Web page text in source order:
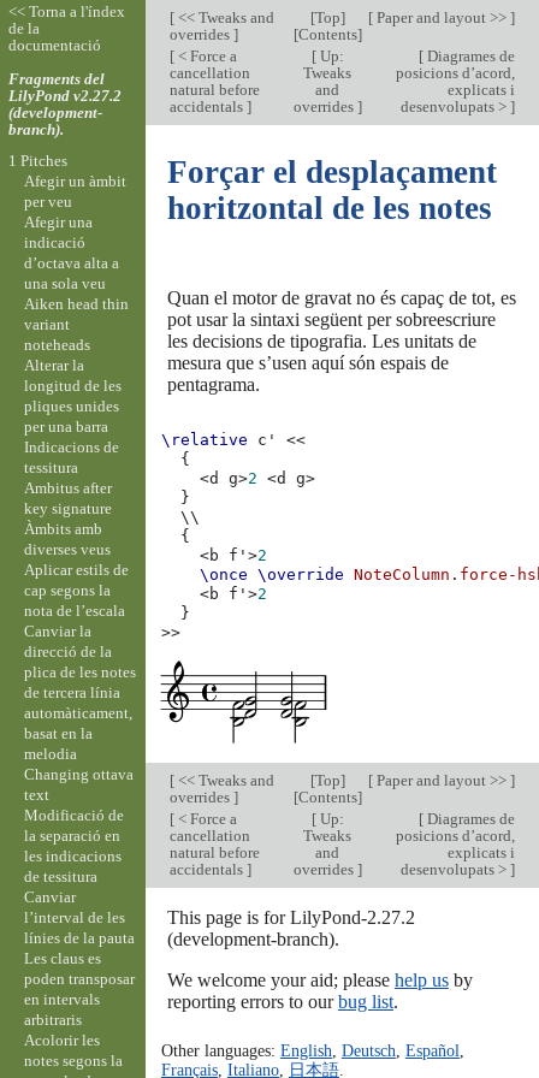
[<< Tweaks and
overrides ]
[Top]
[Contents]
[Paper and layout >> ]
[< Force a
cancellation
natural before
accidentals ]
[Up:
Tweaks
and
overrides ]
[Diagrames de
posicions d’acord,
explicats i
desenvolupats > ]
Forçar el desplaçament
horitzontal de les notes
Quan el motor de gravat no és capaç de tot, es
pot usar la sintaxi següent per sobreescriure
les decisions de tipografia. Les unitats de
mesura que s’usen aquí són espais de
pentagrama.
\relative c'
<<
{
<d g>2 <d g>
}
\\
{
<b f'>2
\once
\override NoteColumn . force-
<b f'>2
}
>>
[<< Tweaks and
overrides ]
[Top]
[Contents]
[Paper and layout >> ]
[< Force a
cancellation
natural before
accidentals ]
[Up:
Tweaks
and
overrides ]
[Diagrames de
posicions d’acord,
explicats i
desenvolupats > ]
This page is for LilyPond-2.27.2
(development-branch).
We welcome your aid; please help usby
reporting errors to ourbug list.
Other languages: English Deutsch Español
Français, Italiano, 日本語.
<< Torna a l'índex
de la
documentació
Fragments del
LilyPond v2.27.2
(development-
branch).
1 Pitches
Afegir un àmbit
per veu
Afegir una
indicació
d’octava alta a
una sola veu
Aiken head thin
variant
noteheads
Alterar la
longitud de les
pliques unides
per una barra
Indicacions de
tessitura
Ambitus after
key signature
Àmbits amb
diverses veus
Aplicar estils de
cap segons la
nota de l’escala
Canviar la
direcció de la
plica de les notes
de tercera línia
automàticament,
basat en la
melodia
Changing ottava
text
Modificació de
la separació en
les indicacions
de tessitura
Canviar
l’interval de les
línies de la pauta
Les claus es
poden transposar
en intervals
arbitraris
Acolorir les
notes segons la